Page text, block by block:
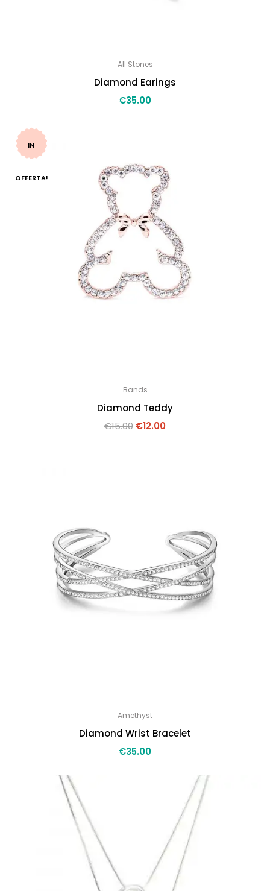
All Stones
Diamond Earings
€35.00
IN
OFFERTA!
Bands
Diamond Teddy
€15.00 €12.00
Amethyst
Diamond Wrist Bracelet
€35.00